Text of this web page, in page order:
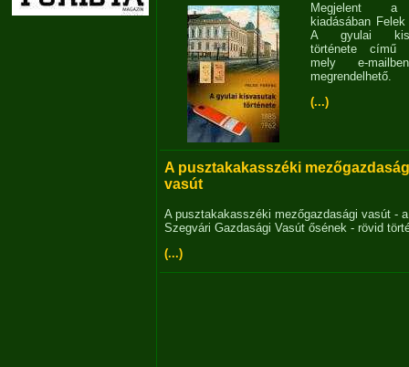
Megjelent
kiadásában
A gyulai
története című
mely e-
megrendelhető.
(...)
A pusztakakasszéki
vasút
A pusztakakasszéki mezőgazdasági vasút - a
Szegvári Gazdasági Vasút ősének - rövid
(...)